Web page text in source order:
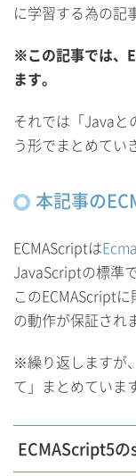
に学習する為の記
※この記事では、
ます。
それでは「Java
う形でまとめてい
本記事の
ECMAScriptは
JavaScriptの標準で
このECMAScript
の動作が保証され
※繰り返しますが
て」まとめていま
ECMAScript5